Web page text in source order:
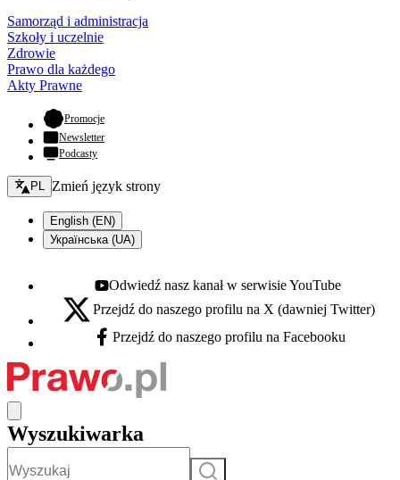
Samorząd i administracja
Szkoły i uczelnie
Zdrowie
Prawo dla każdego
Akty Prawne
Promocje- otwiera się w nowej karcie
Newsletter
Podcasty
Zmień język - bieżący:
PL Zmień język strony
English (EN)
Українська (UA)
Youtube - otwiera się w nowej karcie
Odwiedź nasz kanał w serwisie YouTube
X - otwiera się w nowej karcie
Przejdź do naszego profilu na X (dawniej Twitter)
Facebook - otwiera się w nowej karcie
Przejdź do naszego profilu na Facebooku
Wyszukiwarka
Szukaj